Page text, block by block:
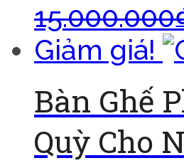
15.000.000
Giảm giá!
Bàn Ghế
Quỳ Cho